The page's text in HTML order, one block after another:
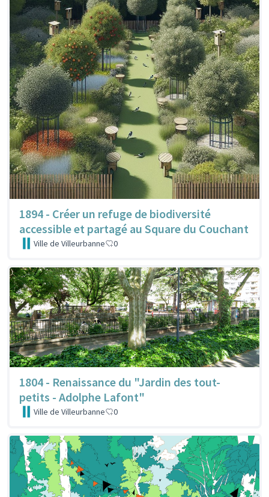
1894 - Créer un refuge de biodiversité
accessible et partagé au Square du Couchant
Ville de Villeurbanne 0
1804 - Renaissance du "Jardin des tout-
petits - Adolphe Lafont"
Ville de Villeurbanne 0